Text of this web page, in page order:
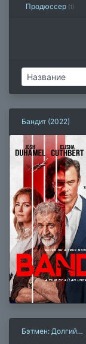
Продюссер (1)
Бандит (2022)
Бэтмен: Долгий